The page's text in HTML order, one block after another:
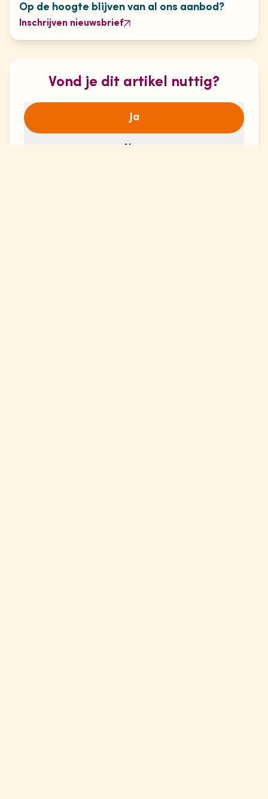
Op de hoogte blijven van al ons aanbod?
Inschrijven nieuwsbrief
Vond je dit artikel nuttig?
Ja